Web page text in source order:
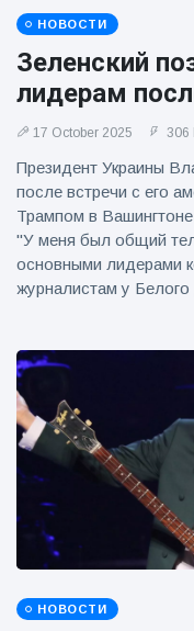
НОВОСТИ
Зеленский
лидерам
17 October 2025 306
Президент Украины
после встречи с его
Трампом в
"У меня был общий
основными лидерами
журналистам у
НОВОСТИ